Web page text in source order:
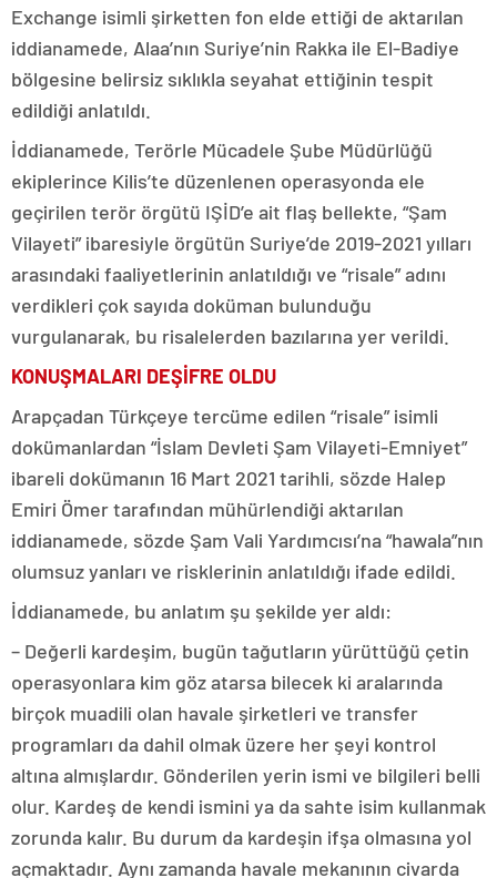
Exchange isimli şirketten fon elde ettiği de aktarılan
iddianamede, Alaa’nın Suriye’nin Rakka ile El-Badiye
bölgesine belirsiz sıklıkla seyahat ettiğinin tespit
edildiği anlatıldı.
İddianamede, Terörle Mücadele Şube Müdürlüğü
ekiplerince Kilis’te düzenlenen operasyonda ele
geçirilen terör örgütü IŞİD’e ait flaş bellekte, “Şam
Vilayeti” ibaresiyle örgütün Suriye’de 2019-2021 yılları
arasındaki faaliyetlerinin anlatıldığı ve “risale” adını
verdikleri çok sayıda doküman bulunduğu
vurgulanarak, bu risalelerden bazılarına yer verildi.
KONUŞMALARI DEŞİFRE OLDU
Arapçadan Türkçeye tercüme edilen “risale” isimli
dokümanlardan “İslam Devleti Şam Vilayeti-Emniyet”
ibareli dokümanın 16 Mart 2021 tarihli, sözde Halep
Emiri Ömer tarafından mühürlendiği aktarılan
iddianamede, sözde Şam Vali Yardımcısı’na “hawala”nın
olumsuz yanları ve risklerinin anlatıldığı ifade edildi.
İddianamede, bu anlatım şu şekilde yer aldı:
– Değerli kardeşim, bugün tağutların yürüttüğü çetin
operasyonlara kim göz atarsa bilecek ki aralarında
birçok muadili olan havale şirketleri ve transfer
programları da dahil olmak üzere her şeyi kontrol
altına almışlardır. Gönderilen yerin ismi ve bilgileri belli
olur. Kardeş de kendi ismini ya da sahte isim kullanmak
zorunda kalır. Bu durum da kardeşin ifşa olmasına yol
açmaktadır. Aynı zamanda havale mekanının civarda